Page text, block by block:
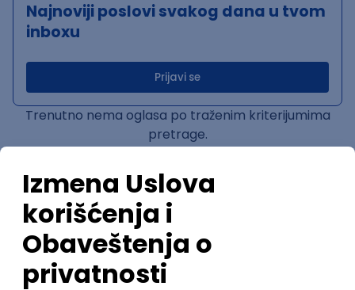
Najnoviji poslovi svakog dana u tvom
inboxu
Prijavi se
Trenutno nema oglasa po traženim kriterijumima
pretrage.
OGLASI PO KRITERIJUMU ReactJS
Senior JavaScript/Node.js MCP
Developer (FinTech Project)
Sigma Software
Remote
17.08.2026.